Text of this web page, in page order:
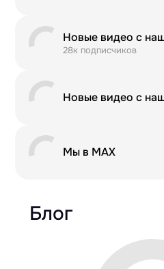
Новые видео с
28к подписчиков
Новые видео с
Мы в MAX
Блог